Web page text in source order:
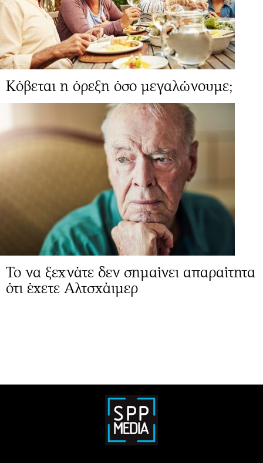
Κόβεται η όρεξη όσο μεγαλώνουμε;
Το να ξεχνάτε δεν σημαίνει απαραίτητα
ότι έχετε Αλτσχάιμερ